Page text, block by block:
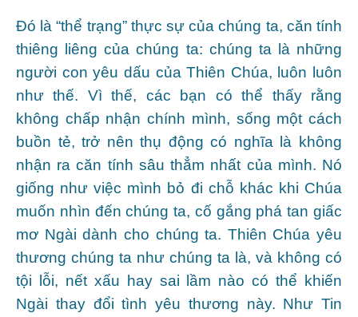
Đó là “thể trạng” thực sự của chúng ta, căn tính
thiêng liêng của chúng ta: chúng ta là những
người con yêu dấu của Thiên Chúa, luôn luôn
như thế. Vì thế, các bạn có thể thấy rằng
không chấp nhận chính mình, sống một cách
buồn tẻ, trở nên thụ động có nghĩa là không
nhận ra căn tính sâu thẳm nhất của mình. Nó
giống như việc mình bỏ đi chỗ khác khi Chúa
muốn nhìn đến chúng ta, cố gắng phá tan giấc
mơ Ngài dành cho chúng ta. Thiên Chúa yêu
thương chúng ta như chúng ta là, và không có
tội lỗi, nết xấu hay sai lầm nào có thể khiến
Ngài thay đổi tình yêu thương này. Như Tin